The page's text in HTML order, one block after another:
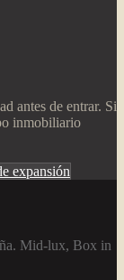
antes de entrar. Si
inmobiliario
expansión
Mid-lux, Box in